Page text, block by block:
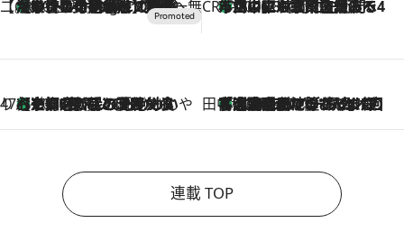
【CREA×星野リゾート】唯一無二。癒しと発見が待つ場所へ
10 Hours Ago
【トンボの足水浴】ヒノキの香りに包まれて涼感マックス！約13℃の湧水かけ流しを避暑地「星野温泉 トンボの湯」で体験 CREA'S CHOICE
2026.8.7
「立川にも歌舞伎があるんだよ」 片岡仁左衛門・市川中車ら豪華座組みで4年目の立川立飛歌舞伎へ
47都道府県の手みやげ ひんやりスイーツで夏を満喫
2026.8.7
【京都府】この夏絶対食べたい 冷やしておいしいおやつ3選 ひと口目から心を掴む新緑のテリーヌ 田中稲の勝手に再ブーム
2026.8.7
「湘南乃風に憧れて」観客大盛上がりの“タオル回し”に、ラッパー顔負けの高速歌唱まで…さだまさし（74）のアグレッシブすぎる現在地
連載 TOP